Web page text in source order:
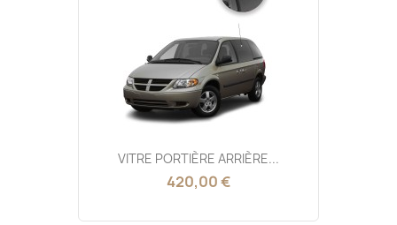
VITRE PORTIÈRE ARRIÈRE...
420,00 €